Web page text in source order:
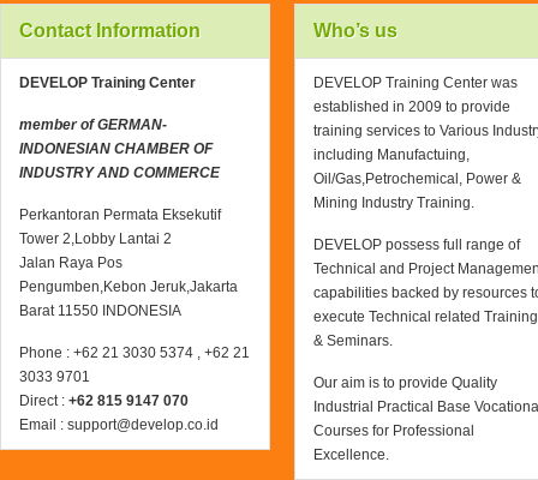
Contact Information
DEVELOP Training Center
member of GERMAN-
INDONESIAN CHAMBER OF
INDUSTRY AND COMMERCE
Perkantoran Permata Eksekutif
Tower 2,Lobby Lantai 2
Jalan Raya Pos
Pengumben,Kebon Jeruk,Jakarta
Barat 11550 INDONESIA
Phone : +62 21 3030 5374 , +62 21
3033 9701
Direct : +62 815 9147 070
Email : support@develop.co.id
Who’s us
DEVELOP Training Center was
established in 2009 to provide
training services to Various
including Manufactuing,
Oil/Gas,Petrochemical, Power &
Mining Industry Training.
DEVELOP possess full range of
Technical and Project
capabilities backed by resources
execute Technical related Training
& Seminars.
Our aim is to provide Quality
Industrial Practical Base
Courses for Professional
Excellence.